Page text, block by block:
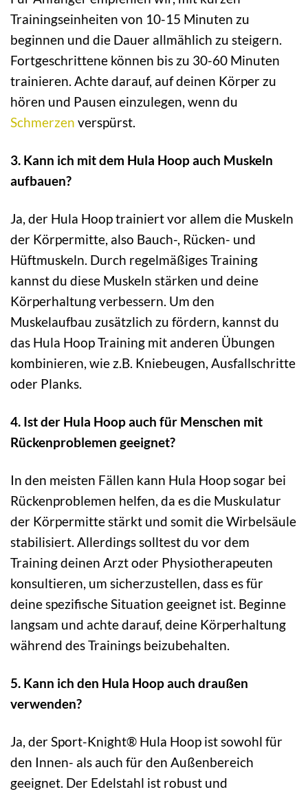
Trainingseinheiten von 10-15 Minuten zu
beginnen und die Dauer allmählich zu steigern.
Fortgeschrittene können bis zu 30-60 Minuten
trainieren. Achte darauf, auf deinen Körper zu
hören und Pausen einzulegen, wenn du
Schmerzen verspürst.
3. Kann ich mit dem Hula Hoop auch Muskeln
aufbauen?
Ja, der Hula Hoop trainiert vor allem die Muskeln
der Körpermitte, also Bauch-, Rücken- und
Hüftmuskeln. Durch regelmäßiges Training
kannst du diese Muskeln stärken und deine
Körperhaltung verbessern. Um den
Muskelaufbau zusätzlich zu fördern, kannst du
das Hula Hoop Training mit anderen Übungen
kombinieren, wie z.B. Kniebeugen, Ausfallschritte
oder Planks.
4. Ist der Hula Hoop auch für Menschen mit
Rückenproblemen geeignet?
In den meisten Fällen kann Hula Hoop sogar bei
Rückenproblemen helfen, da es die Muskulatur
der Körpermitte stärkt und somit die Wirbelsäule
stabilisiert. Allerdings solltest du vor dem
Training deinen Arzt oder Physiotherapeuten
konsultieren, um sicherzustellen, dass es für
deine spezifische Situation geeignet ist. Beginne
langsam und achte darauf, deine Körperhaltung
während des Trainings beizubehalten.
5. Kann ich den Hula Hoop auch draußen
verwenden?
Ja, der Sport-Knight® Hula Hoop ist sowohl für
den Innen- als auch für den Außenbereich
geeignet. Der Edelstahl ist robust und